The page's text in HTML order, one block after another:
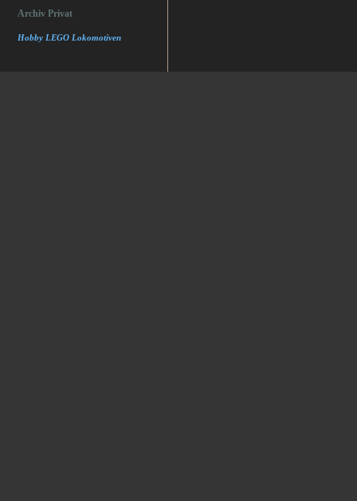
Archiv Privat
Hobby LEGO Lokomotiven